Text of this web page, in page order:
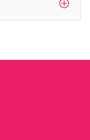
inhumano […]